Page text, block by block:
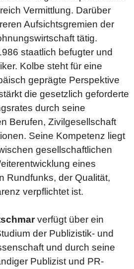
Vermittlung. Darüber
Aufsichtsgremien der
tätig.
staatlich befugter und
Kolbe steht für eine
geprägte Perspektive
die gesetzlich geforderte
durch seine
Berufen, Zivilgesellschaft
Seine Kompetenz liegt
gesellschaftlichen
eines
Rundfunks, der Qualität,
verpflichtet ist.
verfügt über ein
der Publizistik- und
und durch seine
Publizist und PR-